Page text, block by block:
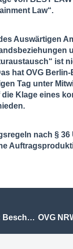
Law“.
Auswärtigen
ist
hat OVG
Tag unter
die Klage eines
nach § 36
AG Traunstein: Beschuldigter wegen Beleidigung von Dunja Hayali und Volksverhetzung zur Zahlung einer Geldstrafe verurteilt